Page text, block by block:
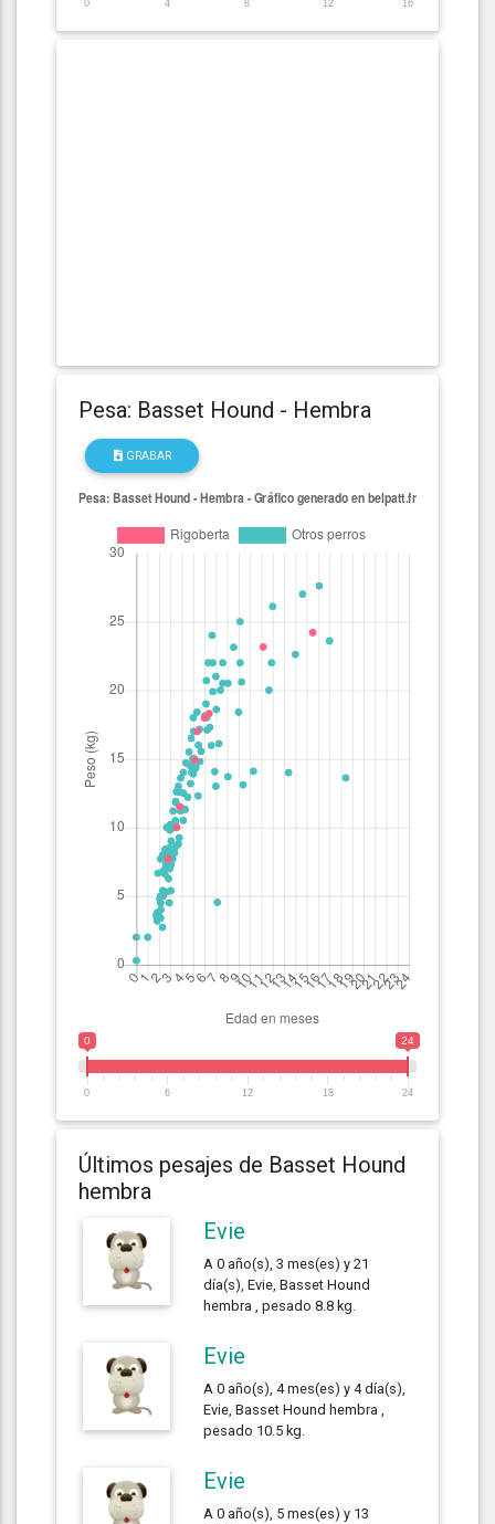
0 4 8 12 16
Pesa: Basset Hound - Hembra
GRABAR
0 24
0 6 12 18 24
Últimos pesajes de Basset Hound
hembra
Evie
A 0 año(s), 3 mes(es) y 21
día(s), Evie, Basset Hound
hembra , pesado 8.8 kg.
Evie
A 0 año(s), 4 mes(es) y 4 día(s),
Evie, Basset Hound hembra ,
pesado 10.5 kg.
Evie
A 0 año(s), 5 mes(es) y 13